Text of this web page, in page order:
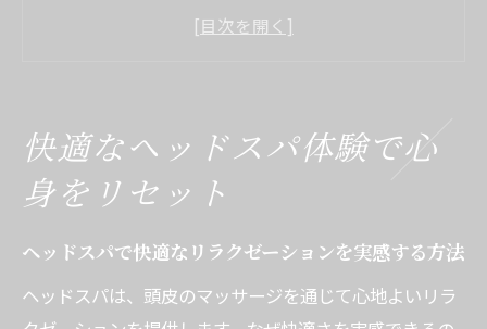
ヘッドスパの心身リセット効果とその理由
ヘッドスパランキングから選ぶ理想の快適
時間
プローチ
ヘッドスパ快適体験を高めるコツとポイン
快適なヘッドスパ体験で心
身をリセット
ヘッドスパで快適なリラクゼーションを実感する方法
ヘッドスパは、頭皮のマッサージを通じて心地よいリラ